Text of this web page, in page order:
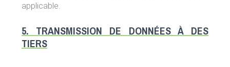
applicable.
5. TRANSMISSION DE DONNÉES À DES
TIERS